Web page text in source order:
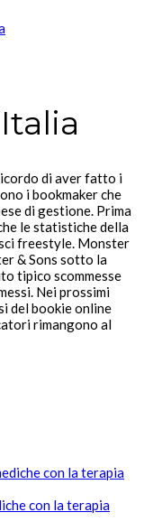
di aver fatto i
i bookmaker che
di gestione. Prima
le statistiche della
freestyle. Monster
& Sons sotto la
tipico scommesse
Nei prossimi
del bookie online
rimangono al
con la terapia